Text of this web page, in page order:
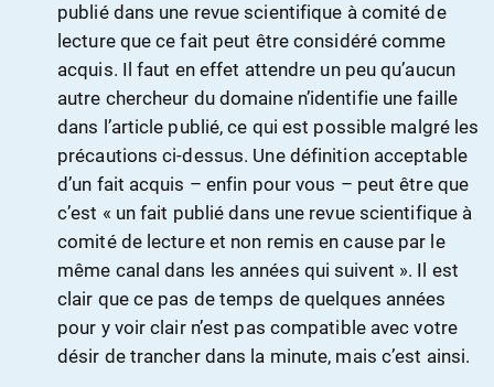
publié dans une revue scientifique à comité de
lecture que ce fait peut être considéré comme
acquis. Il faut en effet attendre un peu qu’aucun
autre chercheur du domaine n’identifie une faille
dans l’article publié, ce qui est possible malgré les
précautions ci-dessus. Une définition acceptable
d’un fait acquis – enfin pour vous – peut être que
c’est « un fait publié dans une revue scientifique à
comité de lecture et non remis en cause par le
même canal dans les années qui suivent ». Il est
clair que ce pas de temps de quelques années
pour y voir clair n’est pas compatible avec votre
désir de trancher dans la minute, mais c’est ainsi.